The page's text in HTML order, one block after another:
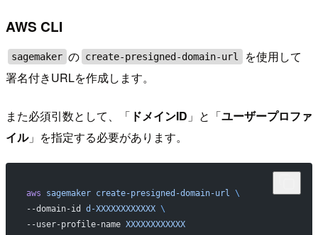
AWS CLI
sagemaker の create-presigned-domain-url
を使用して
署名付きURLを作成します。
また必須引数として、「 ドメインID 」と「ユーザープロファ
イル」を指定する必要があります。
aws sagemaker create-presigned-domain-url
\
--domain-id d-XXXXXXXXXXXX \
--user-profile-name XXXXXXXXXXXX